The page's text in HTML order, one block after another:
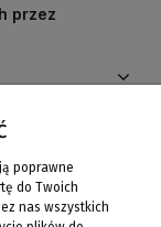
przez
poprawne
do Twoich
nas wszystkich